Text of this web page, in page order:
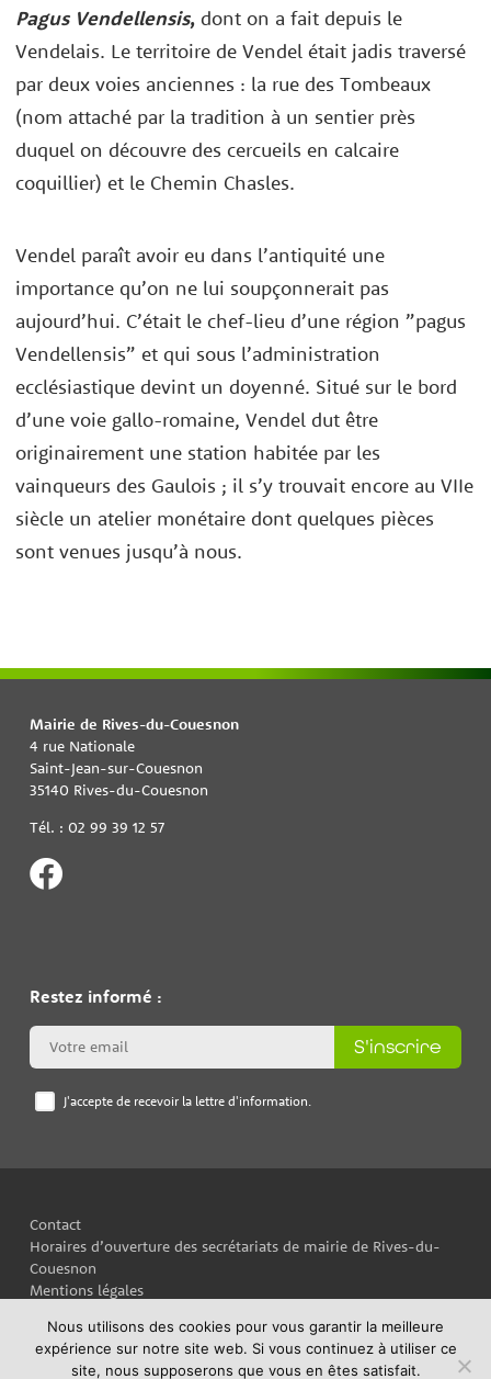
Pagus Vendellensis,dont on a fait depuis le
Vendelais. Le territoire de Vendel était jadis traversé
par deux voies anciennes : la rue des Tombeaux
(nom attaché par la tradition à un sentier près
duquel on découvre des cercueils en calcaire
coquillier) et le Chemin Chasles.
Vendel paraît avoir eu dans l’antiquité une
importance qu’on ne lui soupçonnerait pas
aujourd’hui. C’était le chef-lieu d’une région ”pagus
Vendellensis” et qui sous l’administration
ecclésiastique devint un doyenné. Situé sur le bord
d’une voie gallo-romaine, Vendel dut être
originairement une station habitée par les
vainqueurs des Gaulois ; il s’y trouvait encore au VIIe
siècle un atelier monétaire dont quelques pièces
sont venues jusqu’à nous.
Mairie de Rives-du-Couesnon
4 rue Nationale
Saint-Jean-sur-Couesnon
35140 Rives-du-Couesnon
Tél. : 02 99 39 12 57
Restez informé :
J'accepte de recevoir la lettre d'information.
S'inscrire
Contact
Horaires d’ouverture des secrétariats de mairie de Rives-du-
Couesnon
Mentions légales
Politique de confidentialité
Nous utilisons des cookies pour vous garantir la meilleure
expérience sur notre site web. Si vous continuez à utiliser ce
site, nous supposerons que vous en êtes satisfait.